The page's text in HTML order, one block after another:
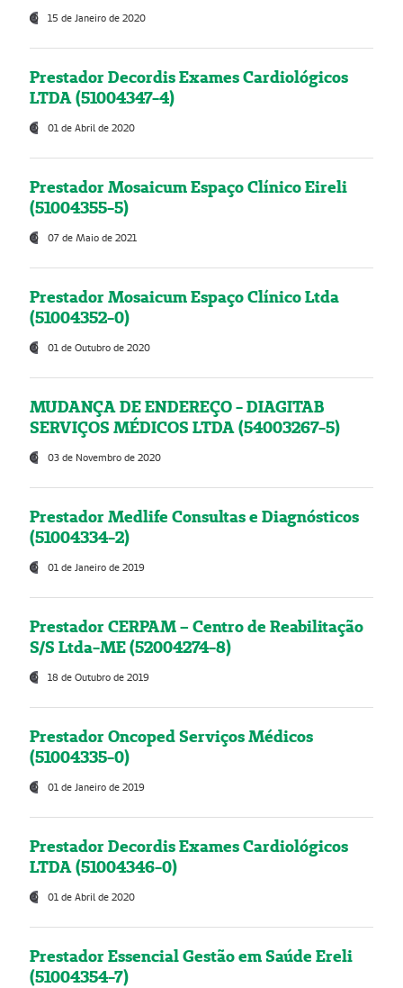
15 de Janeiro de 2020
Prestador Decordis Exames Cardiológicos
LTDA (51004347-4)
01 de Abril de 2020
Prestador Mosaicum Espaço Clínico Eireli
(51004355-5)
07 de Maio de 2021
Prestador Mosaicum Espaço Clínico Ltda
(51004352-0)
01 de Outubro de 2020
MUDANÇA DE ENDEREÇO - DIAGITAB
SERVIÇOS MÉDICOS LTDA (54003267-5)
03 de Novembro de 2020
Prestador Medlife Consultas e Diagnósticos
(51004334-2)
01 de Janeiro de 2019
Prestador CERPAM – Centro de Reabilitação
S/S Ltda-ME (52004274-8)
18 de Outubro de 2019
Prestador Oncoped Serviços Médicos
(51004335-0)
01 de Janeiro de 2019
Prestador Decordis Exames Cardiológicos
LTDA (51004346-0)
01 de Abril de 2020
Prestador Essencial Gestão em Saúde Ereli
(51004354-7)